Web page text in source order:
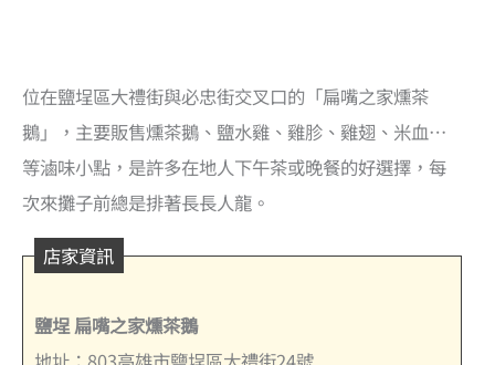
位在鹽埕區大禮街與必忠街交叉口的「扁嘴之家燻茶
鵝」，主要販售燻茶鵝、鹽水雞、雞胗、雞翅、米血…
等滷味小點，是許多在地人下午茶或晚餐的好選擇，每
次來攤子前總是排著長長人龍。
店家資訊
鹽埕 扁嘴之家燻茶鵝